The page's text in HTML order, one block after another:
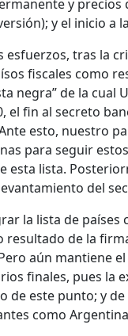
y precios
y el inicio a
esfuerzos, tras la
fiscales como
negra” de la
el fin al secreto
esto, nuestro
para seguir
esta lista.
del
la lista de
resultado de la
aún mantiene
finales, pues la
de este punto; y
como